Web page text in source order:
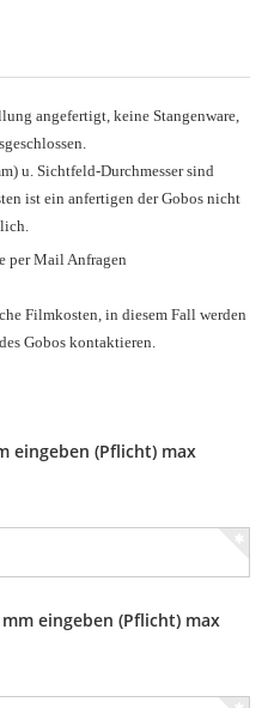
angefertigt, keine Stangenware,
u. Sichtfeld-Durchmesser sind
ist ein anfertigen der Gobos nicht
per Mail Anfragen
Filmkosten, in diesem Fall werden
Gobos kontaktieren.
eingeben (Pflicht) max
eingeben (Pflicht) max